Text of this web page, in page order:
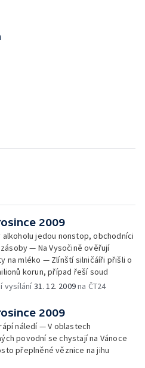
2009
alkoholu jedou nonstop, obchodníci
— Na Vysočině ověřují
na mléko — Zlínští silničáíři přišli o
korun, případ řeší soud
vysílání31. 12. 2009na ČT24
2009
náledí — V oblastech
povodní se chystají na Vánoce
přeplněné věznice na jihu